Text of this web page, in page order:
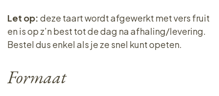
Let op: deze taart wordt afgewerkt met vers fruit
en is op z’n best tot de dag na afhaling/levering.
Bestel dus enkel als je ze snel kunt opeten.
Formaat